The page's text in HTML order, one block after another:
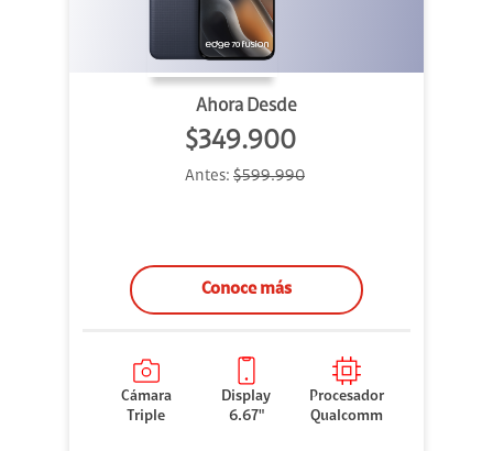
Ahora Desde
$349.900
Antes: $599.990
Conoce más
Cámara
Triple
Display
6.67"
Procesador
Qualcomm